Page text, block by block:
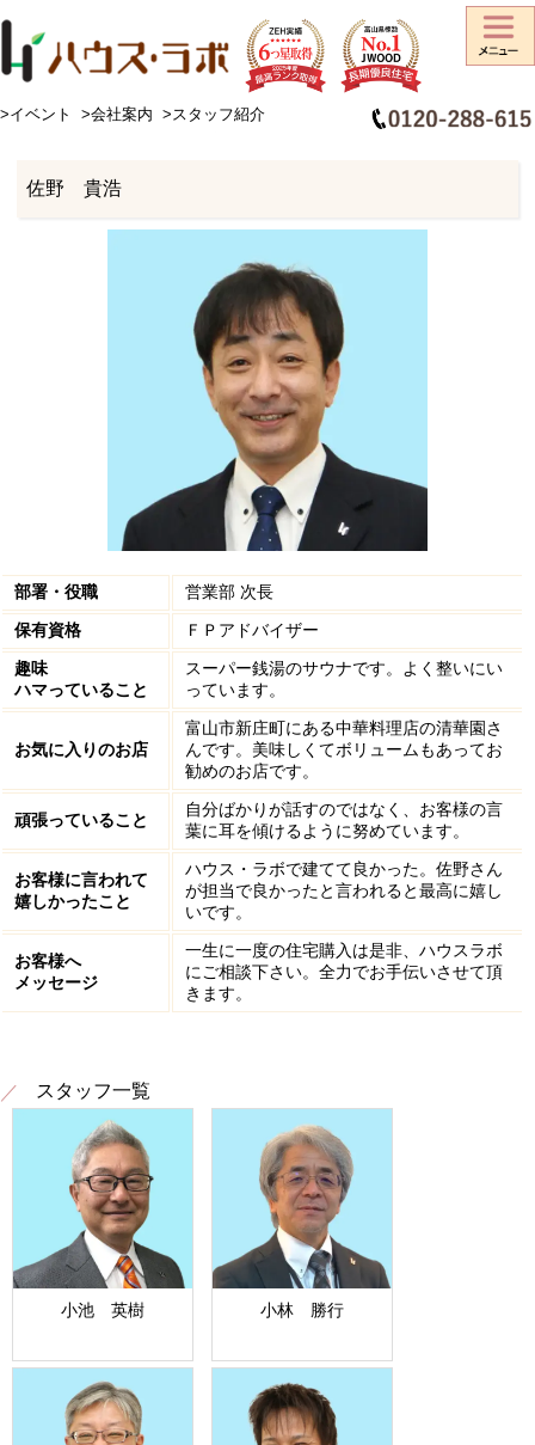
>イベント >会社案内 >スタッフ紹介
HOME > スタッフ紹介 佐野 貴浩
佐野 貴浩
部署・役職
営業部 次長
保有資格
ＦＰアドバイザー
趣味
ハマっていること
スーパー銭湯のサウナです。よく整いにい
っています。
お気に入りのお店
富山市新庄町にある中華料理店の清華園さ
んです。美味しくてボリュームもあってお
勧めのお店です。
頑張っていること
自分ばかりが話すのではなく、お客様の言
葉に耳を傾けるように努めています。
お客様に言われて
嬉しかったこと
ハウス・ラボで建てて良かった。佐野さん
が担当で良かったと言われると最高に嬉し
いです。
お客様へ
メッセージ
一生に一度の住宅購入は是非、ハウスラボ
にご相談下さい。全力でお手伝いさせて頂
きます。
スタッフ一覧
小池 英樹 小林 勝行